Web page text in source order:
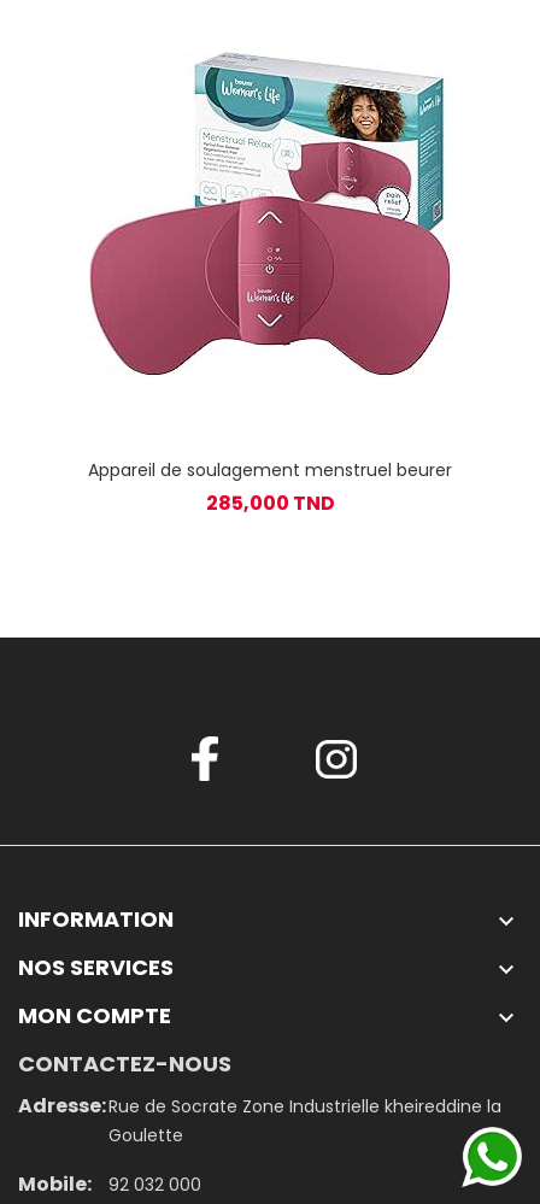
Appareil de soulagement menstruel beurer
285,000 TND
INFORMATION 
NOS SERVICES 
MON COMPTE 
CONTACTEZ-NOUS
Adresse:Rue de Socrate Zone Industrielle kheireddine la
Goulette
Mobile: 92 032 000